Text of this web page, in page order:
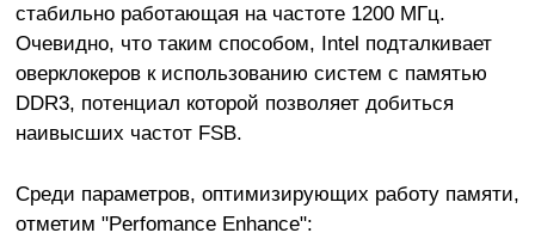
стабильно работающая на частоте 1200 МГц.
Очевидно, что таким способом, Intel подталкивает
оверклокеров к использованию систем с памятью
DDR3, потенциал которой позволяет добиться
наивысших частот FSB.
Среди параметров, оптимизирующих работу памяти,
отметим "Perfomance Enhance":